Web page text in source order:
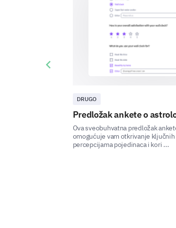
DRUGO
Predložak ankete o
Ova sveobuhvatna predložak
omogućuje vam otkrivanje ključnih
percepcijama pojedinaca i kori ...
Previous slide